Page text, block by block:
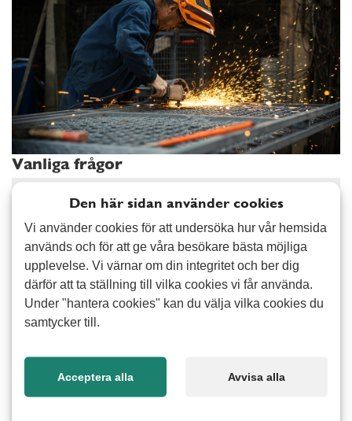
Vanliga frågor
Vad kostar det att hyra personal?
Är ni kollektivanslutna? Läs mer
Hur fungerar faktureringen? Läs mer
Inom industri och produktion är varje roll avgörande för
helheten. Därför fokuserar vi på att matcha rätt
Den här sidan använder cookies
Vi använder cookies för att undersöka hur vår hemsida
används och för att ge våra besökare bästa möjliga
upplevelse. Vi värnar om din integritet och ber dig
därför att ta ställning till vilka cookies vi får använda.
Under "hantera cookies" kan du välja vilka cookies du
samtycker till.
Acceptera alla Avvisa alla